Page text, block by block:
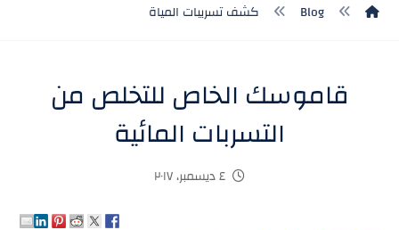
Blog كشف تسريبات المياة
قاموسك الخاص للتخلص من
التسربات المائية
٤ ديسمبر، ٢٠١٧